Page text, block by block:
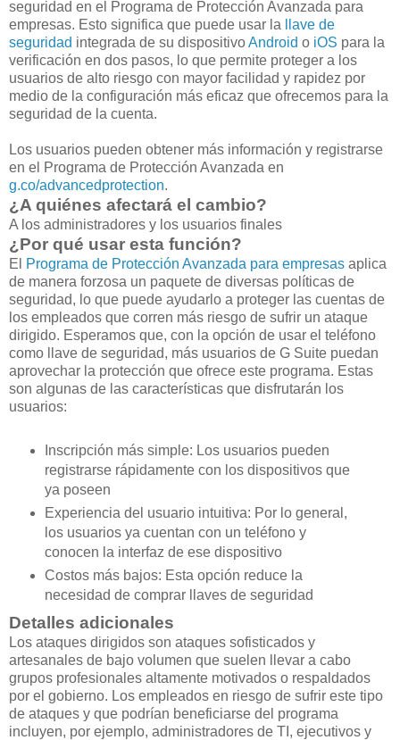
seguridad en el Programa de Protección Avanzada para
empresas. Esto significa que puede usar la
llave de
seguridad integrada de su dispositivoAndroid o iOS para la
verificación en dos pasos, lo que permite proteger a los
usuarios de alto riesgo con mayor facilidad y rapidez por
medio de la configuración más eficaz que ofrecemos para la
seguridad de la cuenta.
Los usuarios pueden obtener más información y registrarse
en el Programa de Protección Avanzada en
g.co/advancedprotection.
¿A quiénes afectará el cambio?
A los administradores y los usuarios finales
¿Por qué usar esta función?
El Programa de Protección Avanzada para empresas aplica
de manera forzosa un paquete de diversas políticas de
seguridad, lo que puede ayudarlo a proteger las cuentas de
los empleados que corren más riesgo de sufrir un ataque
dirigido. Esperamos que, con la opción de usar el teléfono
como llave de seguridad, más usuarios de G Suite puedan
aprovechar la protección que ofrece este programa. Estas
son algunas de las características que disfrutarán los
usuarios:
Inscripción más simple: Los usuarios pueden
registrarse rápidamente con los dispositivos que
ya poseen
Experiencia del usuario intuitiva: Por lo general,
los usuarios ya cuentan con un teléfono y
conocen la interfaz de ese dispositivo
Costos más bajos: Esta opción reduce la
necesidad de comprar llaves de seguridad
Detalles adicionales
Los ataques dirigidos son ataques sofisticados y
artesanales de bajo volumen que suelen llevar a cabo
grupos profesionales altamente motivados o respaldados
por el gobierno. Los empleados en riesgo de sufrir este tipo
de ataques y que podrían beneficiarse del programa
incluyen, por ejemplo, administradores de TI, ejecutivos y